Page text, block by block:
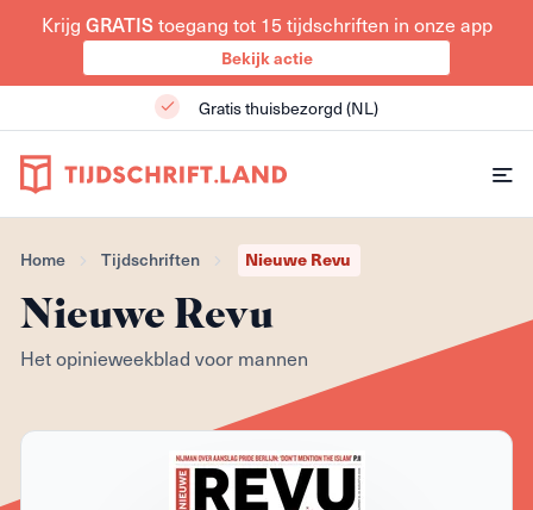
Krijg GRATIStoegang tot 15 tijdschriften in onze app
Bekijk actie
Gratis thuisbezorgd (NL)
Home Tijdschriften Nieuwe Revu
Nieuwe Revu
Het opinieweekblad voor mannen